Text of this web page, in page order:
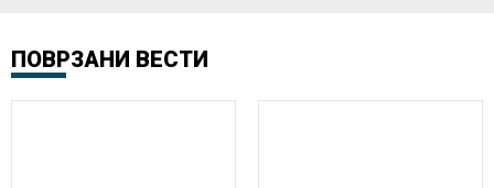
ПОВРЗАНИ ВЕСТИ